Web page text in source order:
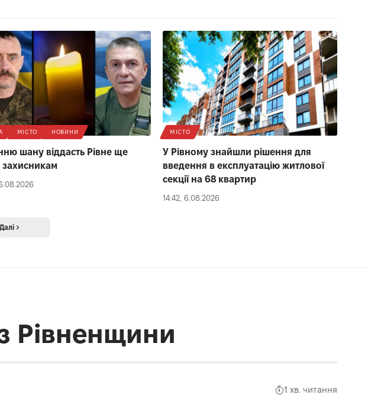
МІСТО НОВИНИ
шану віддасть Рівне ще
МІСТО
У Рівному знайшли рішення для
введення в експлуатацію житлової
секції на 68 квартир
14:42, 6.08.2026
Далі
Рівненщини
1 хв. читання